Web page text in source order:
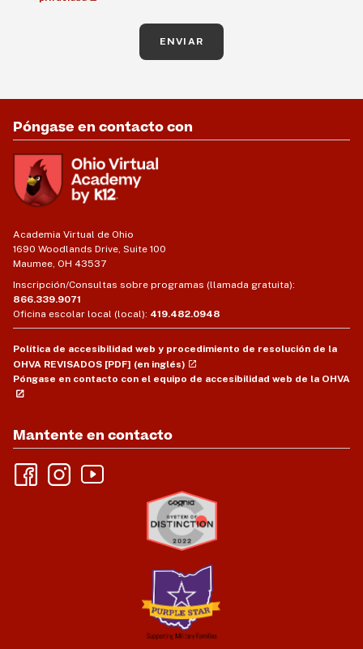
ENVIAR
Póngase en contacto con
Academia Virtual de Ohio
1690 Woodlands Drive, Suite 100
Maumee, OH 43537
Inscripción/Consultas sobre programas (llamada gratuita):
866.339.9071
Oficina escolar local (local): 419.482.0948
Política de accesibilidad web y procedimiento de resolución de la
OHVA REVISADOS [PDF] (en inglés)
Póngase en contacto con el equipo de accesibilidad web de la OHVA
Mantente en contacto